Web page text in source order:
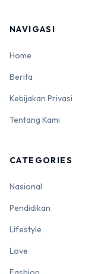
NAVIGASI
Home
Berita
Kebijakan Privasi
Tentang Kami
CATEGORIES
Nasional
Pendidikan
Lifestyle
Love